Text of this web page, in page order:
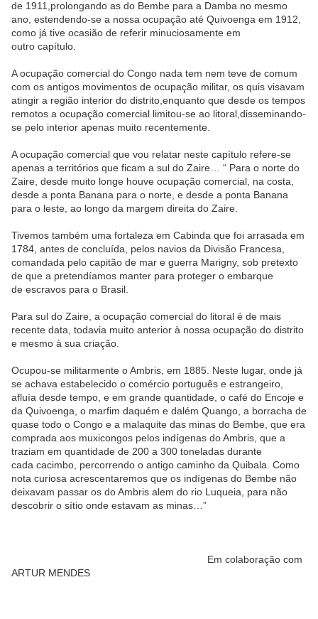
de 1911,prolongando as do Bembe para a Damba no mesmo
ano, estendendo-se a nossa ocupação até Quivoenga em 1912,
como já tive ocasião de referir minuciosamente em
outro capítulo.
A ocupação comercial do Congo nada tem nem teve de comum
com os antigos movimentos de ocupação militar, os quis visavam
atingir a região interior do distrito,enquanto que desde os tempos
remotos a ocupação comercial limitou-se ao litoral,disseminando-
se pelo interior apenas muito recentemente.
A ocupação comercial que vou relatar neste capítulo refere-se
apenas a territórios que ficam a sul do Zaire… “ Para o norte do
Zaire, desde muito longe houve ocupação comercial, na costa,
desde a ponta Banana para o norte, e desde a ponta Banana
para o leste, ao longo da margem direita do Zaire.
Tivemos também uma fortaleza em Cabinda que foi arrasada em
1784, antes de concluída, pelos navios da Divisão Francesa,
comandada pelo capitão de mar e guerra Marigny, sob pretexto
de que a pretendíamos manter para proteger o embarque
de escravos para o Brasil.
Para sul do Zaire, a ocupação comercial do litoral é de mais
recente data, todavia muito anterior à nossa ocupação do distrito
e mesmo à sua criação.
Ocupou-se militarmente o Ambris, em 1885. Neste lugar, onde já
se achava estabelecido o comércio português e estrangeiro,
afluía desde tempo, e em grande quantidade, o café do Encoje e
da Quivoenga, o marfim daquém e dalém Quango, a borracha de
quase todo o Congo e a malaquite das minas do Bembe, que era
comprada aos muxicongos pelos indígenas do Ambris, que a
traziam em quantidade de 200 a 300 toneladas durante
cada cacimbo, percorrendo o antigo caminho da Quibala. Como
nota curiosa acrescentaremos que os indígenas do Bembe não
deixavam passar os do Ambris alem do rio Luqueia, para não
descobrir o sítio onde estavam as minas…”
Em colaboração com
ARTUR MENDES